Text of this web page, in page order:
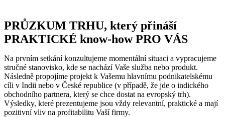
PRŮZKUM TRHU, který přináší
PRAKTICKÉ know-how PRO VÁS
Na prvním setkání konzultujeme momentální situaci a vypracujeme
stručné stanovisko, kde se nachází Vaše služba nebo produkt.
Následně propojíme projekt k Vašemu hlavnímu podnikatelskému
cíli v Indii nebo v České republice (v případě, že jde o indického
obchodního partnera, který se chce dostat na evropský trh).
Výsledky, které prezentujeme jsou vždy relevantní, praktické a mají
pozitivní vliv na profitabilitu Vaší firmy.